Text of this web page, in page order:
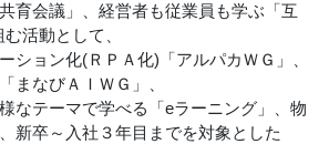
育会議」、経営者も従業員も学ぶ「互
活動として、
ション化(ＲＰＡ化)「アルパカＷＧ」、
まなびＡＩＷＧ」、
なテーマで学べる「eラーニング」、物
新卒～入社３年目までを対象とした